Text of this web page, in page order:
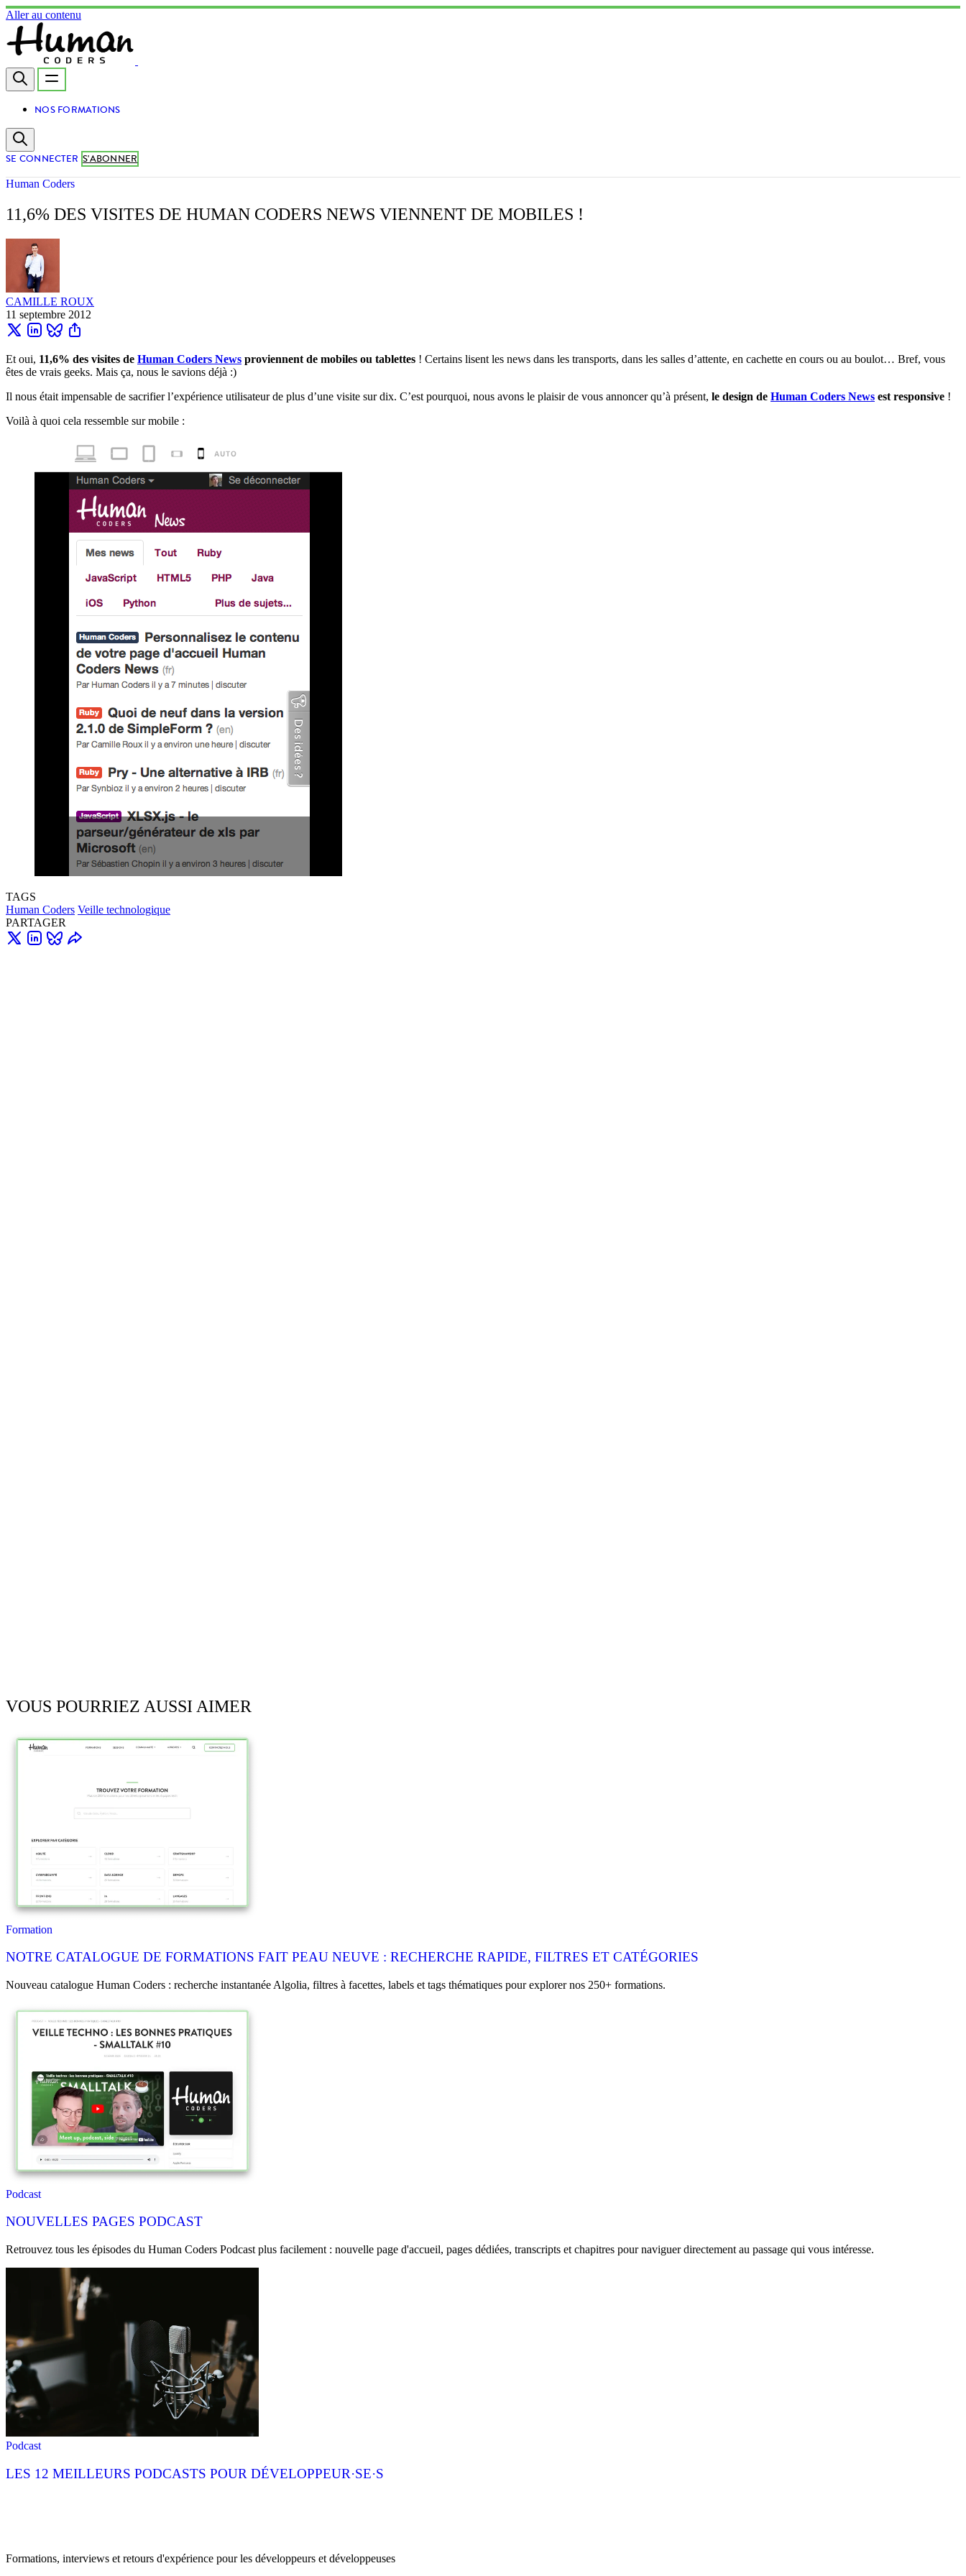
Aller au contenu
NOS FORMATIONS
SE CONNECTER S'ABONNER
Human Coders
11,6% DES VISITES DE HUMAN CODERS NEWS VIENNENT DE MOBILES !
CAMILLE ROUX
11 septembre 2012
Et oui, 11,6% des visites de Human Coders News proviennent de mobiles ou tablettes ! Certains lisent les news dans les transports, dans les salles d’attente, en cachette en cours ou au boulot… Bref, vous
êtes de vrais geeks. Mais ça, nous le savions déjà :)
Il nous était impensable de sacrifier l’expérience utilisateur de plus d’une visite sur dix. C’est pourquoi, nous avons le plaisir de vous annoncer qu’à présent, le design de Human Coders News est responsive !
Voilà à quoi cela ressemble sur mobile :
TAGS
Human Coders Veille technologique
PARTAGER
VOUS POURRIEZ AUSSI AIMER
Formation
NOTRE CATALOGUE DE FORMATIONS FAIT PEAU NEUVE : RECHERCHE RAPIDE, FILTRES ET CATÉGORIES
Nouveau catalogue Human Coders : recherche instantanée Algolia, filtres à facettes, labels et tags thématiques pour explorer nos 250+ formations.
Podcast
NOUVELLES PAGES PODCAST
Retrouvez tous les épisodes du Human Coders Podcast plus facilement : nouvelle page d'accueil, pages dédiées, transcripts et chapitres pour naviguer directement au passage qui vous intéresse.
Podcast
LES 12 MEILLEURS PODCASTS POUR DÉVELOPPEUR·SE·S
Formations, interviews et retours d'expérience pour les développeurs et développeuses